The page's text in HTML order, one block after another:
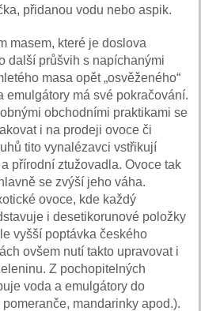
přidanou vodu nebo aspik.
masem, které je doslova
další průšvih s napíchanými
masa opět „osvěženého“
emulgátory má své pokračování.
obchodními praktikami se
i na prodeji ovoce či
tito vynalé­zavci vstřikují
přírodní ztužovadla. Ovoce tak
se zvýší jeho váha.
ovoce, kde každý
i desetikorunové položky
vyšší poptávka českého
ovšem nutí takto upravovat i
Z pochopitelných
voda a emulgátory do
mandarinky apod.).